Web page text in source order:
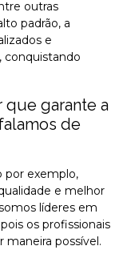
outras
padrão, a
e
conquistando
que garante a
de
por exemplo,
e melhor
líderes em
os profissionais
maneira possível.